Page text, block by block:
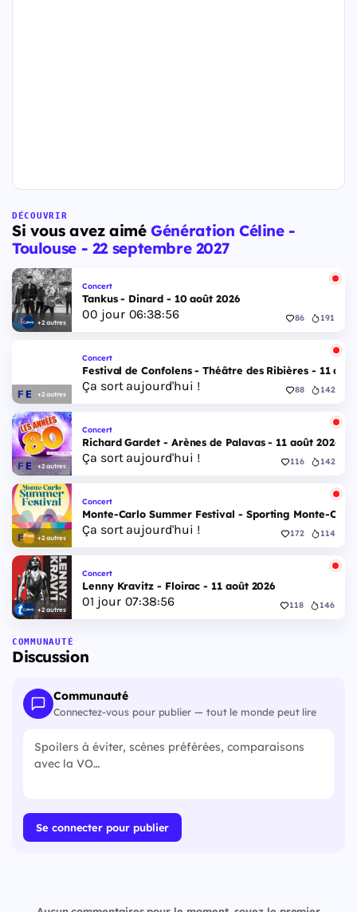
DÉCOUVRIR
Si vous avez aiméGénération Céline -
Toulouse - 22 septembre 2027
+2 autres
Concert
Tankus - Dinard - 10 août 2026
00 jour 06:38:55 86 191
+2 autres
Concert
Festival de Confolens - Théâtre des Ribières - 11
Ça sort aujourd'hui ! 88 142
+2 autres
Concert
Richard Gardet - Arènes de Palavas - 11 août 2026
Ça sort aujourd'hui ! 116 142
+2 autres
Concert
Monte-Carlo Summer Festival - Sporting Monte-
Ça sort aujourd'hui ! 172 114
+2 autres
Concert
Lenny Kravitz - Floirac - 11 août 2026
01 jour 07:38:55 118 146
COMMUNAUTÉ
Discussion
Communauté
Connectez-vous pour publier — tout le monde peut lire
Se connecter pour publier